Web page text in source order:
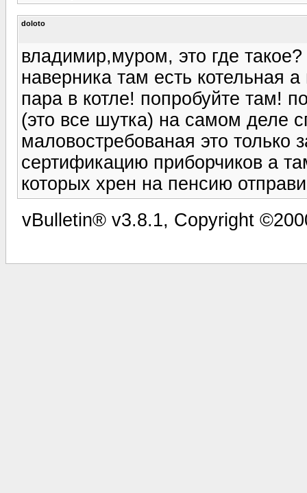
doloto
владимир,муром, это где
наверника там есть котельная
пара в котле! попробуйте там!
(это все шутка) на самом деле
маловостребованая это
сертификацию приборчиков а
которых хрен на пенсию
vBulletin® v3.8.1, Copyright